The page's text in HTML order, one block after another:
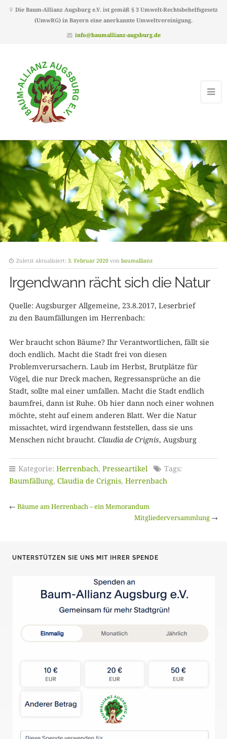
Die Baum-Allianz Augsburg e.V. ist gemäß § 3 Umwelt-Rechtsbehelfsgesetz
(UmwRG) in Bayern eine anerkannte Umweltvereinigung.
info@baumallianz-augsburg.de
Zuletzt aktualisiert: 3. Februar 2020 von baumallianz
Irgendwann rächt sich die Natur
Quelle: Augsburger Allgemeine, 23.8.2017, Leserbrief
zu den Baumfällungen im Herrenbach:
Wer braucht schon Bäume? Ihr Verantwortlichen, fällt sie
doch endlich. Macht die Stadt frei von diesen
Problemverursachern. Laub im Herbst, Brutplätze für
Vögel, die nur Dreck machen, Regressansprüche an die
Stadt, sollte mal einer umfallen. Macht die Stadt endlich
baumfrei, dann ist Ruhe. Ob hier dann noch einer wohnen
möchte, steht auf einem anderen Blatt. Wer die Natur
missachtet, wird irgendwann feststellen, dass sie uns
Menschen nicht braucht. Claudia de Crignis, Augsburg
Kategorie: Herrenbach, Presseartikel
Tags:
Baumfällung, Claudia de Crignis, Herrenbach
← Bäume am Herrenbach – ein Memorandum
Mitgliederversammlung →
UNTERSTÜTZEN SIE UNS MIT IHRER SPENDE